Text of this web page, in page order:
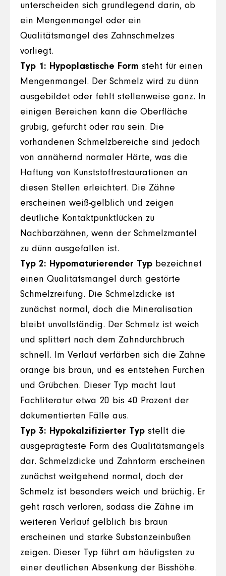
unterscheiden sich grundlegend darin, ob
ein Mengenmangel oder ein
Qualitätsmangel des Zahnschmelzes
vorliegt.
Typ 1: Hypoplastische Form steht für einen
Mengenmangel. Der Schmelz wird zu dünn
ausgebildet oder fehlt stellenweise ganz. In
einigen Bereichen kann die Oberfläche
grubig, gefurcht oder rau sein. Die
vorhandenen Schmelzbereiche sind jedoch
von annähernd normaler Härte, was die
Haftung von Kunststoffrestaurationen an
diesen Stellen erleichtert. Die Zähne
erscheinen weiß-gelblich und zeigen
deutliche Kontaktpunktlücken zu
Nachbarzähnen, wenn der Schmelzmantel
zu dünn ausgefallen ist.
Typ 2: Hypomaturierender Typ bezeichnet
einen Qualitätsmangel durch gestörte
Schmelzreifung. Die Schmelzdicke ist
zunächst normal, doch die Mineralisation
bleibt unvollständig. Der Schmelz ist weich
und splittert nach dem Zahndurchbruch
schnell. Im Verlauf verfärben sich die Zähne
orange bis braun, und es entstehen Furchen
und Grübchen. Dieser Typ macht laut
Fachliteratur etwa 20 bis 40 Prozent der
dokumentierten Fälle aus.
Typ 3: Hypokalzifizierter Typ stellt die
ausgeprägteste Form des Qualitätsmangels
dar. Schmelzdicke und Zahnform erscheinen
zunächst weitgehend normal, doch der
Schmelz ist besonders weich und brüchig. Er
geht rasch verloren, sodass die Zähne im
weiteren Verlauf gelblich bis braun
erscheinen und starke Substanzeinbußen
zeigen. Dieser Typ führt am häufigsten zu
einer deutlichen Absenkung der Bisshöhe.